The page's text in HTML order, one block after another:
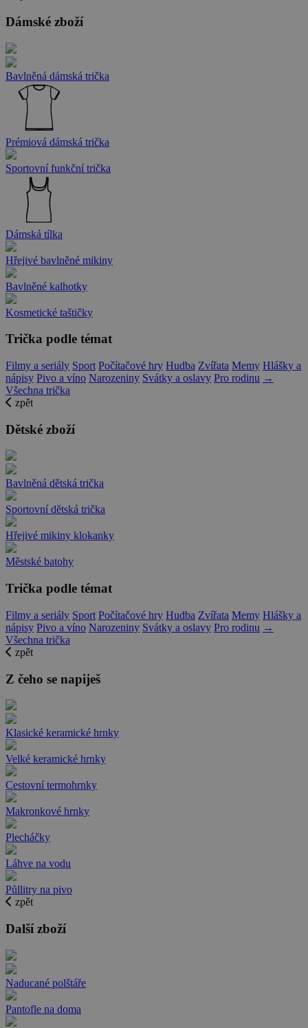
Dámské zboží
Bavlněná dámská trička
Prémiová dámská trička
Sportovní funkční trička
Dámská tílka
Hřejivé bavlněné mikiny
Bavlněné kalhotky
Kosmetické taštičky
Trička podle témat
Filmy a seriály Sport Počítačové hry Hudba Zvířata Memy Hlášky a
nápisy Pivo a víno Narozeniny Svátky a oslavy Pro rodinu →
Všechna trička
zpět
Dětské zboží
Bavlněná dětská trička
Sportovní dětská trička
Hřejivé mikiny klokanky
Městské batohy
Trička podle témat
Filmy a seriály Sport Počítačové hry Hudba Zvířata Memy Hlášky a
nápisy Pivo a víno Narozeniny Svátky a oslavy Pro rodinu →
Všechna trička
zpět
Z čeho se napiješ
Klasické keramické hrnky
Velké keramické hrnky
Cestovní termohrnky
Makronkové hrnky
Plecháčky
Láhve na vodu
Půllitry na pivo
zpět
Další zboží
Naducané polštáře
Pantofle na doma